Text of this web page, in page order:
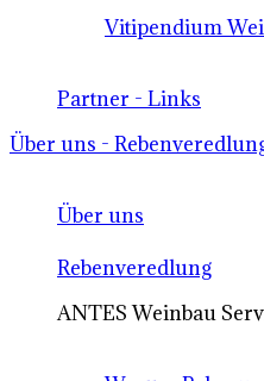
Vitipendium
Partner - Links
Über uns -
Über uns
Rebenveredlung
ANTES Weinbau